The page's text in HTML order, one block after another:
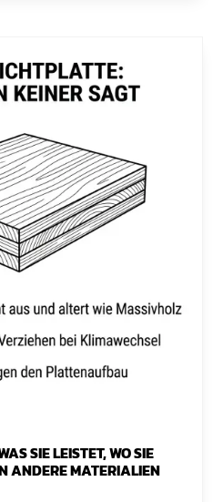
SIE LEISTET, WO SIE
ANDERE MATERIALIEN